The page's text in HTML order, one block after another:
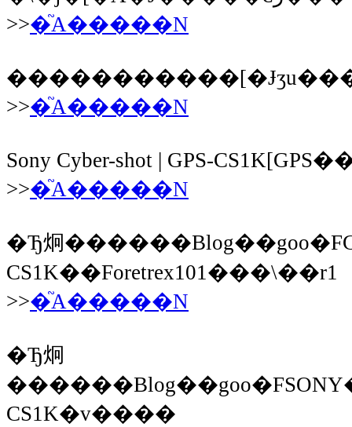
>>�֘A�����N
>>�֘A�����N
Sony Cyber-shot | GPS-
>>�֘A�����N
�Ђ炯
CS1K��Foretrex101���\��r1
>>�֘A�����N
�Ђ炯
CS1K�v����